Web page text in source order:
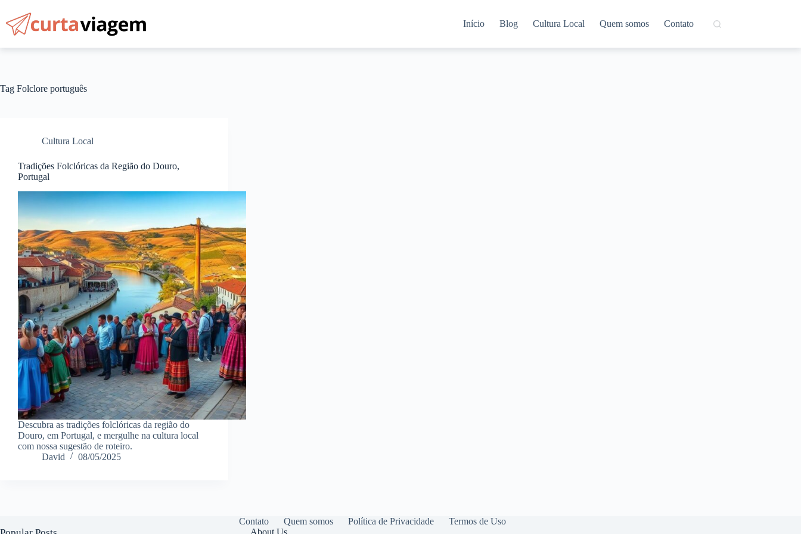
conteúdo
Início Blog Cultura Local Quem somos Contato
Tag Folclore português
Cultura Local
Tradições Folclóricas da Região do Douro,
Portugal
Descubra as tradições folclóricas da região do
Douro, em Portugal, e mergulhe na cultura local
com nossa sugestão de roteiro.
David
08/05/2025
Contato Quem somos Política de Privacidade Termos de Uso